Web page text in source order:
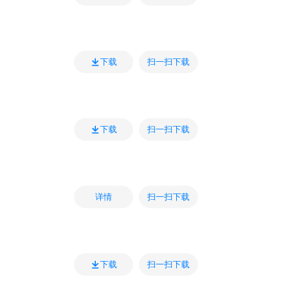
下载 扫一扫下载
下载 扫一扫下载
详情 扫一扫下载
下载 扫一扫下载